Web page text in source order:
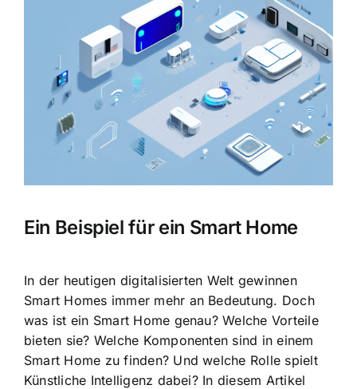
Ein Beispiel für ein Smart Home
In der heutigen digitalisierten Welt gewinnen
Smart Homes immer mehr an Bedeutung. Doch
was ist ein Smart Home genau? Welche Vorteile
bieten sie? Welche Komponenten sind in einem
Smart Home zu finden? Und welche Rolle spielt
Künstliche Intelligenz dabei? In diesem Artikel